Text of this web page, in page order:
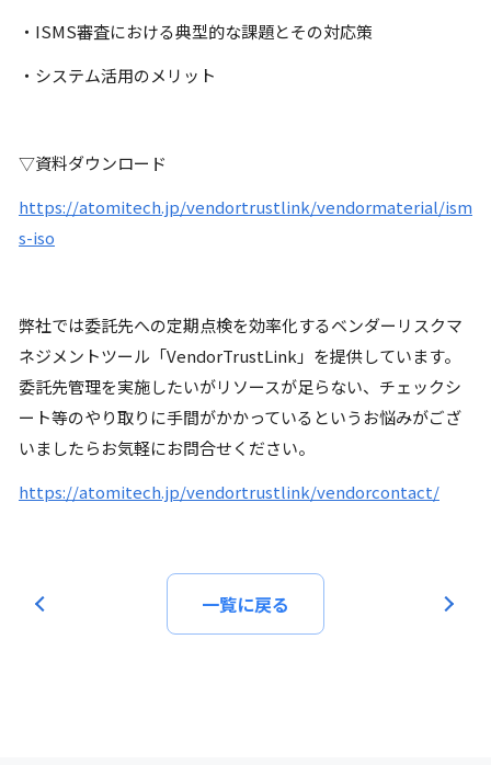
・ISMS審査における典型的な課題とその対応策
・システム活用のメリット
▽資料ダウンロード
https://atomitech.jp/vendortrustlink/vendormaterial/ism
s-iso
弊社では委託先への定期点検を効率化するベンダーリスクマ
ネジメントツール「VendorTrustLink」を提供しています。
委託先管理を実施したいがリソースが足らない、チェックシ
ート等のやり取りに手間がかかっているというお悩みがござ
いましたらお気軽にお問合せください。
https://atomitech.jp/vendortrustlink/vendorcontact/
一覧に戻る